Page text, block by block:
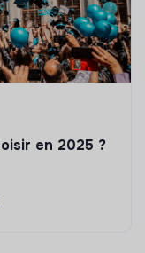
en 2025 ?